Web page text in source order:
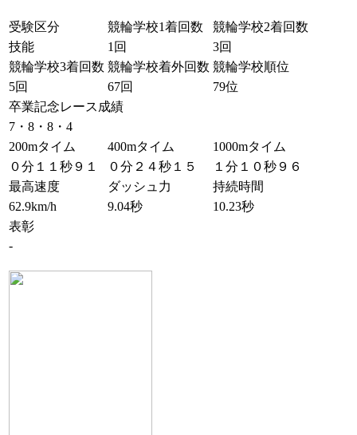
受験区分 競輪学校1着回数
競輪学校2着回数
技能
1回
3回
競輪学校3着回数 競輪学校着外回数 競輪学校順位
5回
67回
79位
卒業記念レース成績
7・8・8・4
200mタイム
400mタイム
1000mタイム
０分１１秒９１
０分２４秒１５
１分１０秒９６
最高速度
ダッシュ力
持続時間
62.9km/h
9.04秒
10.23秒
表彰
-